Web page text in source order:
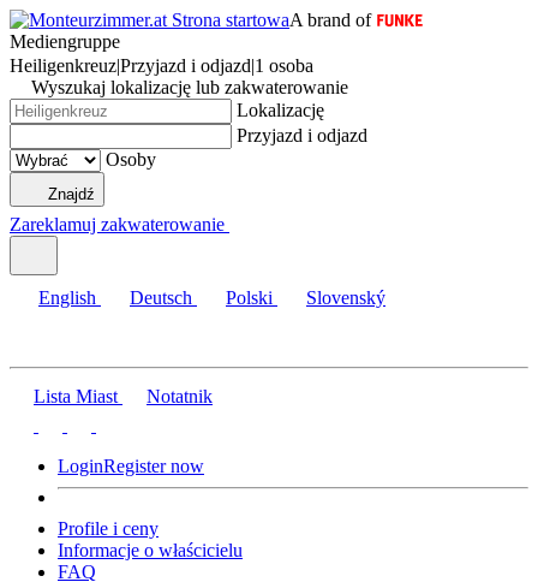
A brand of
Mediengruppe
Heiligenkreuz|Przyjazd i odjazd|1 osoba
Wyszukaj lokalizację lub zakwaterowanie
Lokalizację
Przyjazd i odjazd
Osoby
Znajdź
Zareklamuj zakwaterowanie
English Deutsch Polski Slovenský
Lista Miast Notatnik
LoginRegister now
Profile i ceny
Informacje o właścicielu
FAQ